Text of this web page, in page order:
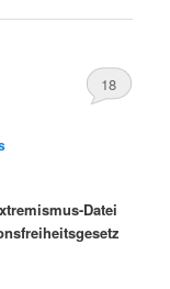
18
Datei